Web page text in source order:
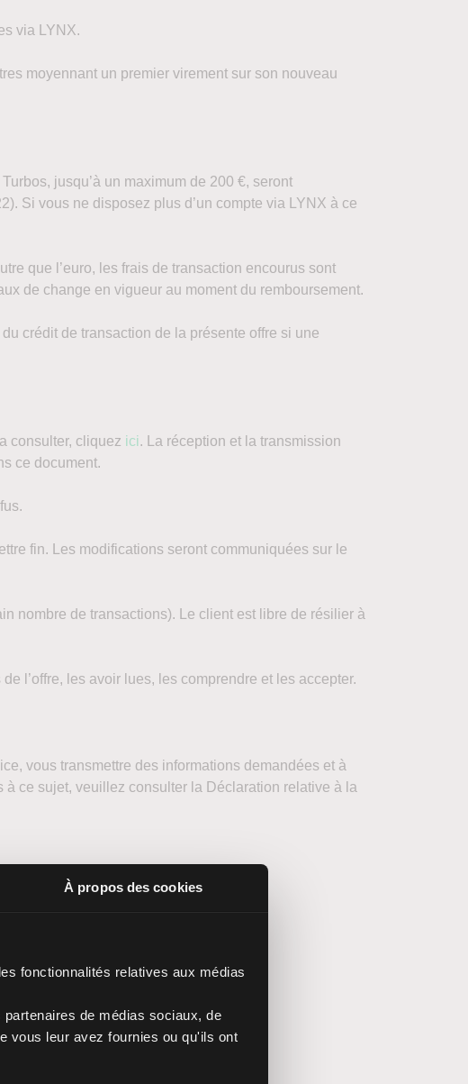
À propos des cookies
fonctionnalités relatives aux médias
de médias sociaux, de
vous leur avez fournies ou qu'ils ont
via LYNX.
moyennant un premier virement sur son nouveau
jusqu’à un maximum de 200 €, seront
Si vous ne disposez plus d’un compte via LYNX à ce
que l’euro, les frais de transaction encourus sont
de change en vigueur au moment du remboursement.
crédit de transaction de la présente offre si une
consulter, cliquez ici. La réception et la transmission
ce document.
fin. Les modifications seront communiquées sur le
nombre de transactions). Le client est libre de résilier à
l’offre, les avoir lues, les comprendre et les accepter.
vous transmettre des informations demandées et à
à ce sujet, veuillez consulter la Déclaration relative à la